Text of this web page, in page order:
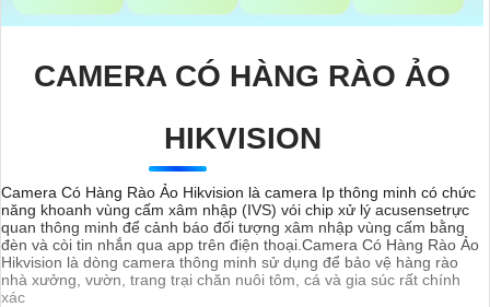
CAMERA CÓ HÀNG RÀO ẢO
HIKVISION
Camera Có Hàng Rào Ảo Hikvision là camera Ip thông minh có chức
năng khoanh vùng cấm xâm nhập (IVS) vói chip xử lý acusensetrực
quan thông minh để cảnh báo đối tượng xâm nhập vùng cấm bằng
đèn và còi tin nhắn qua app trên điện thoại.Camera Có Hàng Rào Ảo
Hikvision là dòng camera thông minh sử dụng để bảo vệ hàng rào
nhà xưởng, vườn, trang trại chăn nuôi tôm, cá và gia súc rất chính
xác